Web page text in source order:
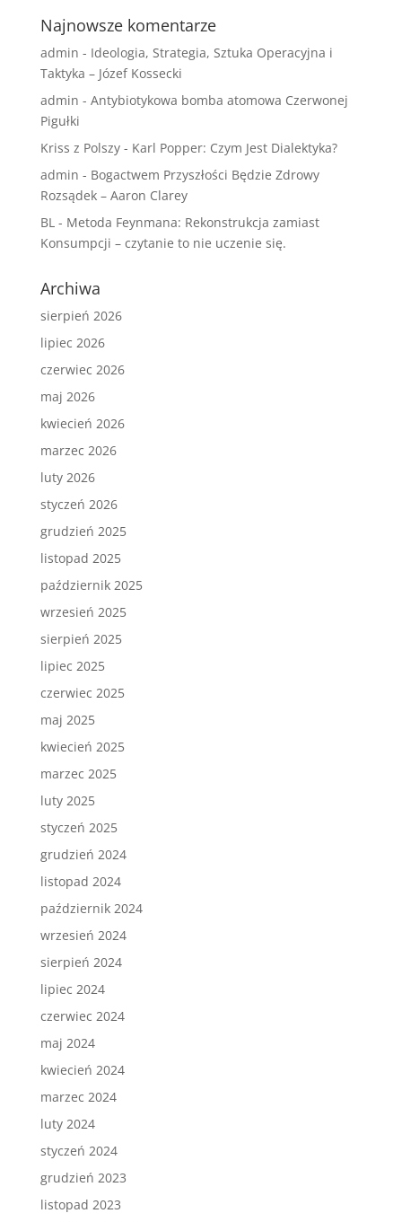
Najnowsze komentarze
admin - Ideologia, Strategia, Sztuka Operacyjna i
Taktyka – Józef Kossecki
admin - Antybiotykowa bomba atomowa Czerwonej
Pigułki
Kriss z Polszy- Karl Popper: Czym Jest Dialektyka?
admin - Bogactwem Przyszłości Będzie Zdrowy
Rozsądek – Aaron Clarey
BL- Metoda Feynmana: Rekonstrukcja zamiast
Konsumpcji – czytanie to nie uczenie się.
Archiwa
sierpień 2026
lipiec 2026
czerwiec 2026
maj 2026
kwiecień 2026
marzec 2026
luty 2026
styczeń 2026
grudzień 2025
listopad 2025
październik 2025
wrzesień 2025
sierpień 2025
lipiec 2025
czerwiec 2025
maj 2025
kwiecień 2025
marzec 2025
luty 2025
styczeń 2025
grudzień 2024
listopad 2024
październik 2024
wrzesień 2024
sierpień 2024
lipiec 2024
czerwiec 2024
maj 2024
kwiecień 2024
marzec 2024
luty 2024
styczeń 2024
grudzień 2023
listopad 2023